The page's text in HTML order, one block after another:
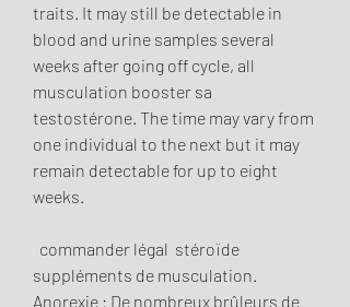
traits. It may still be detectable in
blood and urine samples several
weeks after going off cycle, all
musculation booster sa
testostérone. The time may vary from
one individual to the next but it may
remain detectable for up to eight
weeks.
suppléments de musculation.
Anorexie : De nombreux brûleurs de